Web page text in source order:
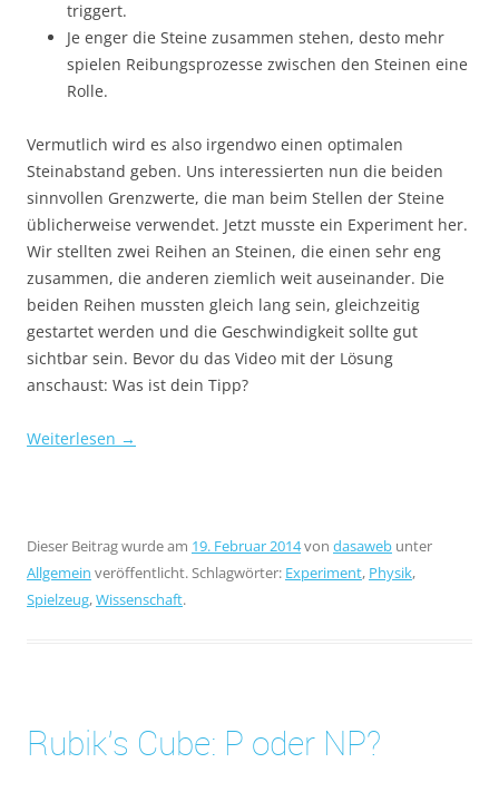
triggert.
Je enger die Steine zusammen stehen, desto mehr
spielen Reibungsprozesse zwischen den Steinen eine
Rolle.
Vermutlich wird es also irgendwo einen optimalen
Steinabstand geben. Uns interessierten nun die beiden
sinnvollen Grenzwerte, die man beim Stellen der Steine
üblicherweise verwendet. Jetzt musste ein Experiment her.
Wir stellten zwei Reihen an Steinen, die einen sehr eng
zusammen, die anderen ziemlich weit auseinander. Die
beiden Reihen mussten gleich lang sein, gleichzeitig
gestartet werden und die Geschwindigkeit sollte gut
sichtbar sein. Bevor du das Video mit der Lösung
anschaust: Was ist dein Tipp?
Weiterlesen →
Dieser Beitrag wurde am 19. Februar 2014von dasaweb unter
Allgemein veröffentlicht. Schlagwörter: Experiment, Physik,
Spielzeug,Wissenschaft.
Rubik’s Cube: P oder NP?